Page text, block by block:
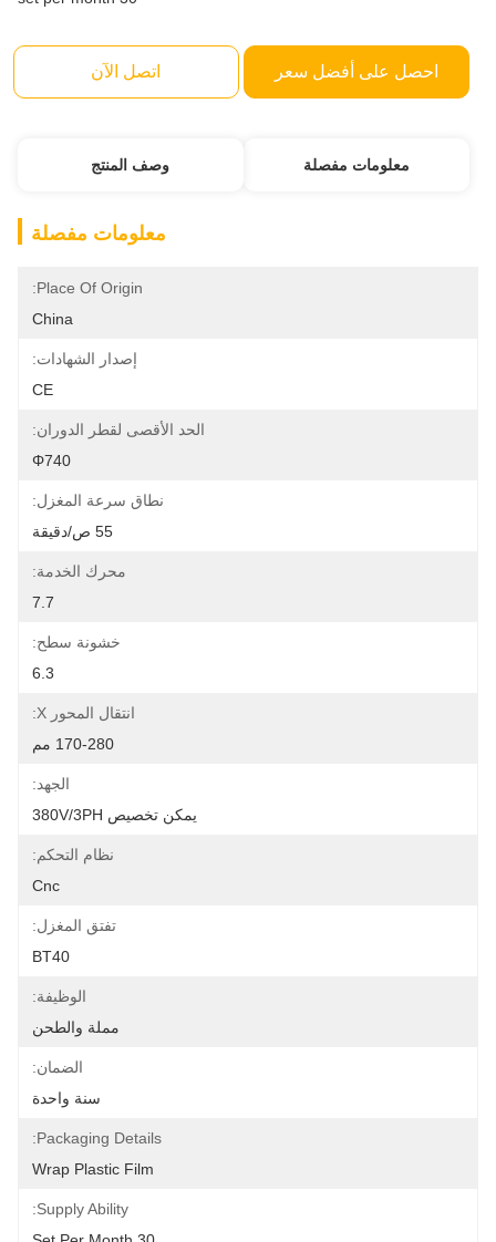
احصل على أفضل سعر اتصل الآن
معلومات مفصلة وصف المنتج
معلومات مفصلة
Place Of Origin:
China
إصدار الشهادات:
الحد الأقصى لقطر الدوران:
Φ740
نطاق سرعة المغزل:
محرك الخدمة:
خشونة سطح:
انتقال المحور X:
170-280 مم
الجهد:
يمكن تخصيص 380V/3PH
نظام التحكم:
Cnc
تفتق المغزل:
BT40
الوظيفة:
مملة والطحن
الضمان:
سنة واحدة
Packaging Details:
Wrap Plastic Film
Supply Ability: